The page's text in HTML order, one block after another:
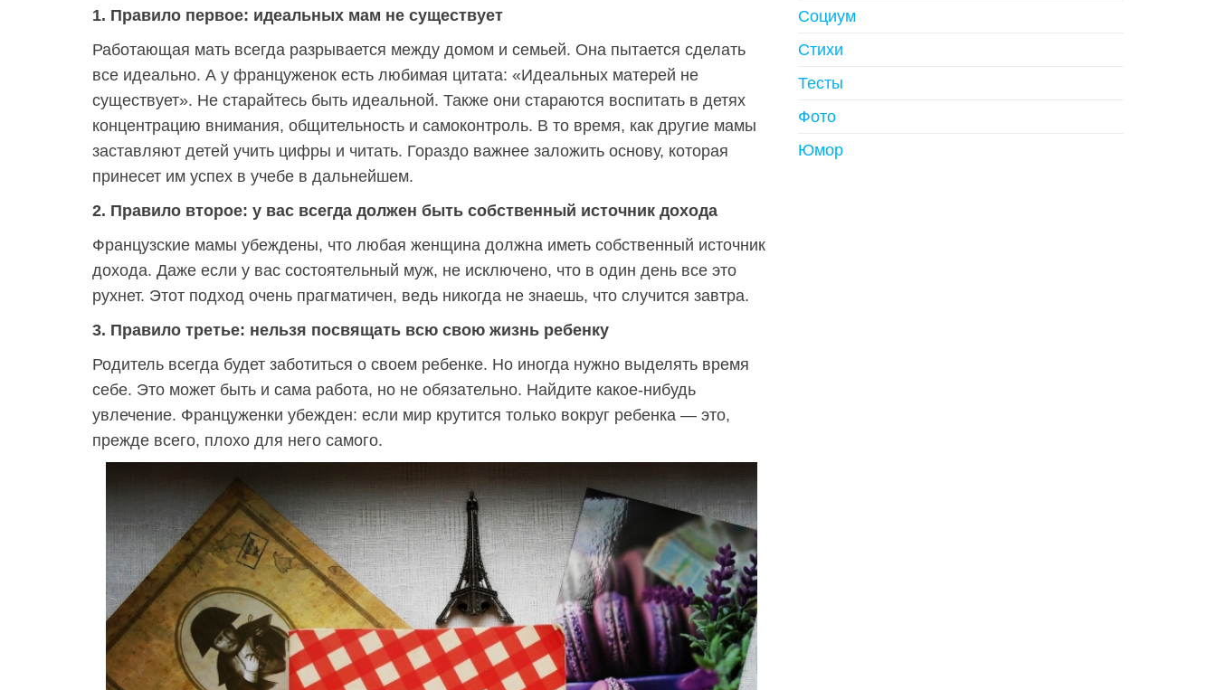
1. Правило первое: идеальных мам не существует
Работающая мать всегда разрывается между домом и семьей. Она пытается сделать
все идеально. А у француженок есть любимая цитата: «Идеальных матерей не
существует». Не старайтесь быть идеальной. Также они стараются воспитать в детях
концентрацию внимания, общительность и самоконтроль. В то время, как другие мамы
заставляют детей учить цифры и читать. Гораздо важнее заложить основу, которая
принесет им успех в учебе в дальнейшем.
2. Правило второе: у вас всегда должен быть собственный источник дохода
Французские мамы убеждены, что любая женщина должна иметь собственный источник
дохода. Даже если у вас состоятельный муж, не исключено, что в один день все это
рухнет. Этот подход очень прагматичен, ведь никогда не знаешь, что случится завтра.
3. Правило третье: нельзя посвящать всю свою жизнь ребенку
Родитель всегда будет заботиться о своем ребенке. Но иногда нужно выделять время
себе. Это может быть и сама работа, но не обязательно. Найдите какое-нибудь
увлечение. Француженки убежден: если мир крутится только вокруг ребенка — это,
прежде всего, плохо для него самого.
Социум
Стихи
Тесты
Фото
Юмор